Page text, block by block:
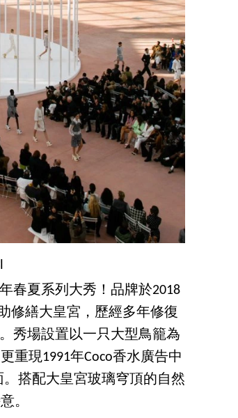
春夏系列大秀！品牌於2018
修繕大皇宮，歷經多年修復
秀場設置以一只大型鳥籠為
重現1991年Coco香水廣告中
搭配大皇宮玻璃穹頂的自然
。